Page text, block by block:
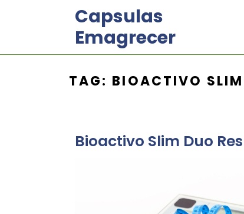
Capsulas
Emagrecer
TAG: BIOACTIVO
Bioactivo Slim Duo